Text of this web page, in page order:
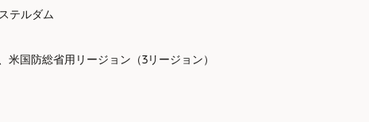
テルダム
国防総省用リージョン（3リージョン）